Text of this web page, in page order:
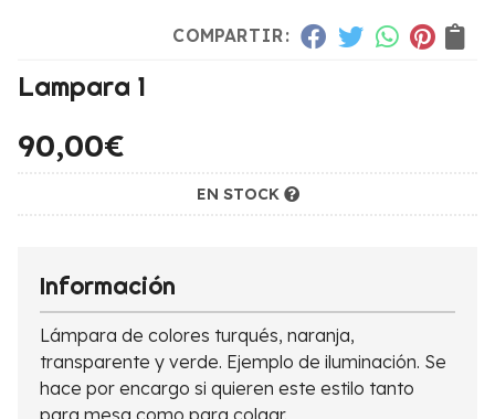
COMPARTIR:
Lampara 1
90,00€
EN STOCK
Información
Lámpara de colores turqués, naranja,
transparente y verde. Ejemplo de iluminación. Se
hace por encargo si quieren este estilo tanto
para mesa como para colgar.